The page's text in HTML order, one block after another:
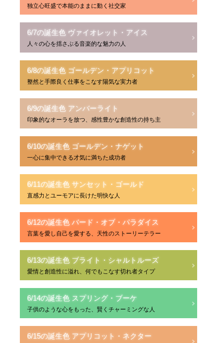
独立心旺盛で本能のままに動く社交家
6/7の誕生色 ヴァイオレット・アイス
人々の心を揺さぶる音楽的な魅力の人
6/8の誕生色 ゴールデン・アプリコット
整然と手際良く仕事をこなす陽気な実力者
6/9の誕生色 アンバーライト
印象的なオーラを放つ、感性豊かな創造性の持ち主
6/10の誕生色 ゴールデン・ナゲット
一心に集中できる才気に満ちた成功者
6/11の誕生色 サンセット・ゴールド
直感力とユーモアに長けた明快な人
6/12の誕生色 バード・オブ・パラダイス
言葉を愛し自己を愛する、天性のストーリーテラー
6/13の誕生色 ブライト・シャルトルーズ
愛情と創造性に溢れ、何でもこなす切れ者タイプ
6/14の誕生色 スプリング・ブーケ
子供のような心をもった、賢くチャーミングな人
6/15の誕生色 アプリコット・ネクター